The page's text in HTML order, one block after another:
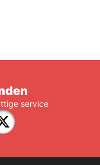
service